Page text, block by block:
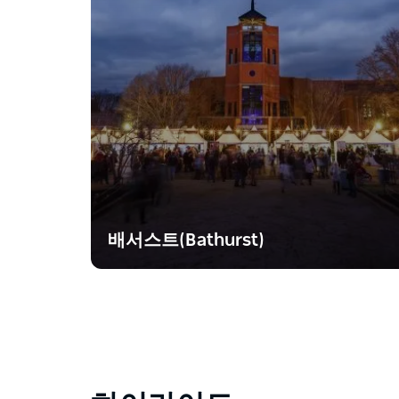
배서스트(Bathurst)